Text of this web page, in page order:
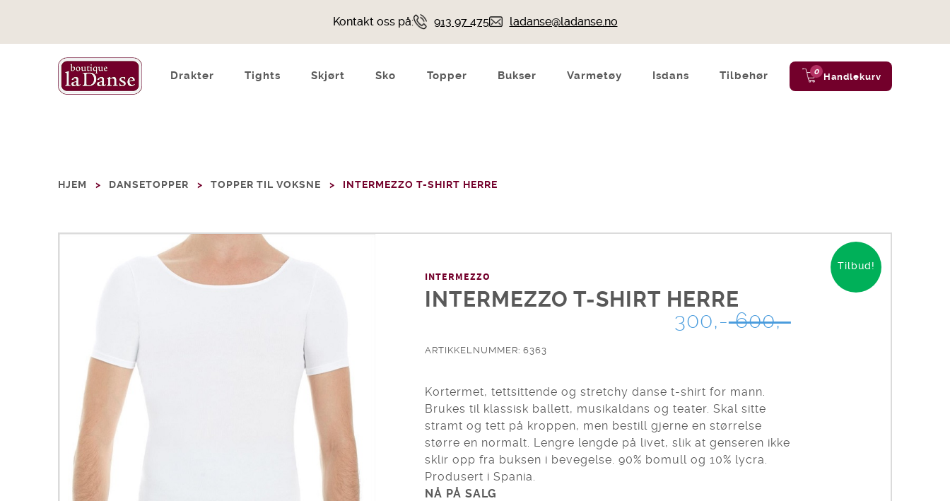
Kontakt oss på: 913 97 475 ladanse@ladanse.no
Drakter Tights Skjørt Sko Topper Bukser Varmetøy Isdans Tilbehør 0 Handlekurv
HJEM DANSETOPPER TOPPER TIL VOKSNE INTERMEZZO T-SHIRT HERRE
Tilbud!
INTERMEZZO
INTERMEZZO T-SHIRT HERRE
600,-
OPPRINNELIG
600,-.
300,-
NÅVÆRENDE
300,-.
ARTIKKELNUMMER: 6363
Kortermet, tettsittende og stretchy danse t-shirt for mann.
Brukes til klassisk ballett, musikaldans og teater. Skal sitte
stramt og tett på kroppen, men bestill gjerne en størrelse
større en normalt. Lengre lengde på livet, slik at genseren ikke
sklir opp fra buksen i bevegelse. 90% bomull og 10% lycra.
Produsert i Spania.
NÅ PÅ SALG